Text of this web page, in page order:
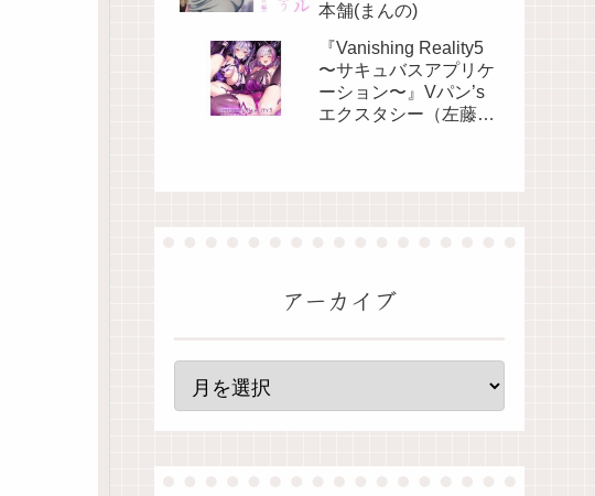
本舗(まんの)
『Vanishing Reality5
〜サキュバスアプリケ
ーション〜』Vパン’s
エクスタシー（左藤空
アーカイブ